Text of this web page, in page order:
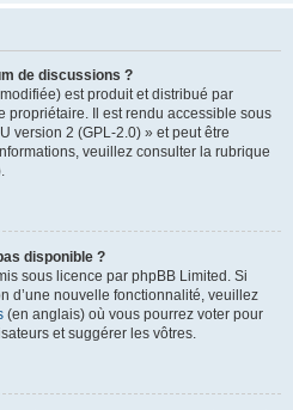
de discussions ?
est produit et distribué par
propriétaire. Il est rendu accessible sous
version 2 (GPL-2.0) » et peut être
veuillez consulter la rubrique
disponible ?
sous licence par phpBB Limited. Si
d’une nouvelle fonctionnalité, veuillez
(en anglais) où vous pourrez voter pour
et suggérer les vôtres.